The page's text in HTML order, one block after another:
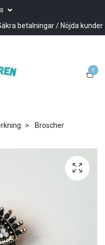
betalningar / Nöjda kunder
0
Broscher